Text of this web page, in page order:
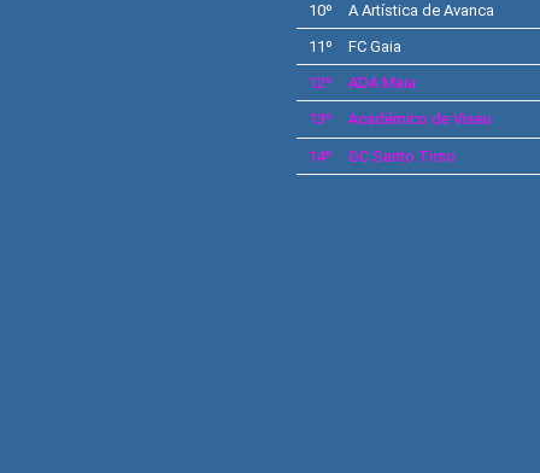
10º
AArtística de Avanca
11º
FC Gaia
12º
ADA Maia
13º
Académico de Viseu
14º GC Santo Tirso